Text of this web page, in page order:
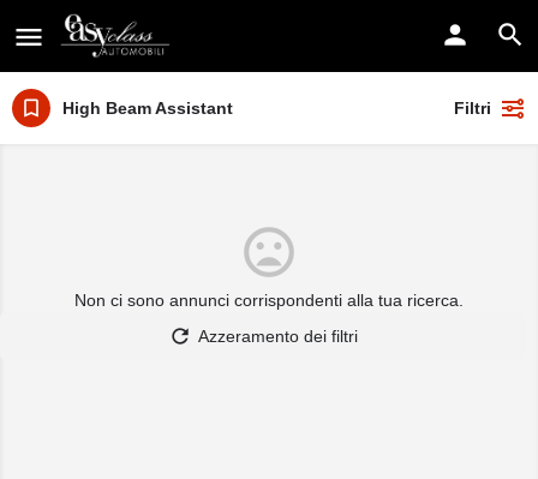
High Beam Assistant Filtri
Non ci sono annunci corrispondenti alla tua ricerca.
Azzeramento dei filtri